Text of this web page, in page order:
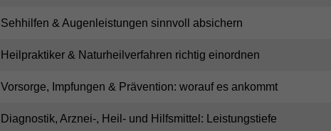
Sehhilfen & Augenleistungen sinnvoll absichern
Heilpraktiker & Naturheilverfahren richtig einordnen
Vorsorge, Impfungen & Prävention: worauf es ankommt
Diagnostik, Arznei-, Heil- und Hilfsmittel: Leistungstiefe